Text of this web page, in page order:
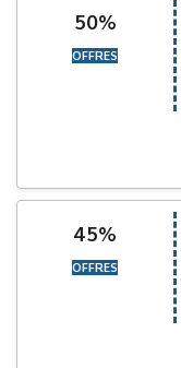
50%
OFFRES
45%
OFFRES